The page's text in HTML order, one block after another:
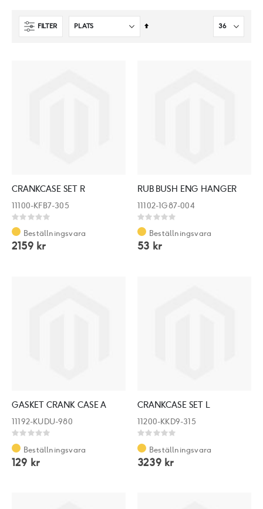
FILTER
Sätt
CRANKCASE SET R
11100-KFB7-305
Rating:
0%
Beställningsvara
2159 kr
RUB BUSH ENG HANGER
11102-1G87-004
Rating:
0%
Beställningsvara
53 kr
GASKET CRANK CASE A
11192-KUDU-980
Rating:
0%
Beställningsvara
129 kr
CRANKCASE SET L
11200-KKD9-315
Rating:
0%
Beställningsvara
3239 kr